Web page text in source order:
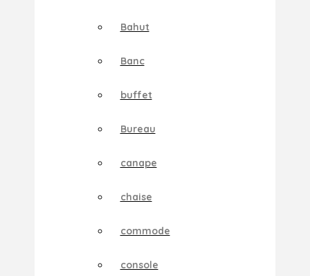
Bahut
Banc
buffet
Bureau
canape
chaise
commode
console